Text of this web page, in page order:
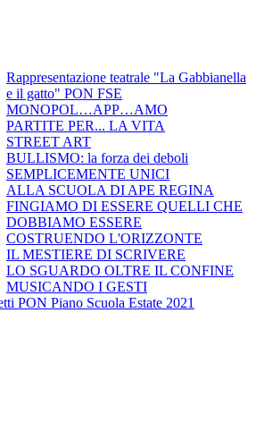
Rappresentazione teatrale "La Gabbianella
e il gatto" PON FSE
MONOPOL…APP…AMO
PARTITE PER... LA VITA
STREET ART
BULLISMO: la forza dei deboli
SEMPLICEMENTE UNICI
ALLA SCUOLA DI APE REGINA
FINGIAMO DI ESSERE QUELLI CHE
DOBBIAMO ESSERE
COSTRUENDO L'ORIZZONTE
IL MESTIERE DI SCRIVERE
LO SGUARDO OLTRE IL CONFINE
MUSICANDO I GESTI
PON Piano Scuola Estate 2021